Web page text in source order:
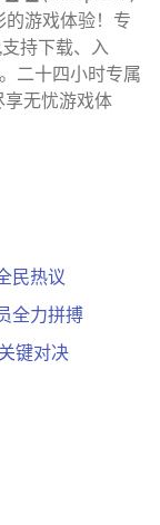
游戏体验！专
持下载、入
二十四小时专属
享无忧游戏体
民热议
全力拼搏
键对决